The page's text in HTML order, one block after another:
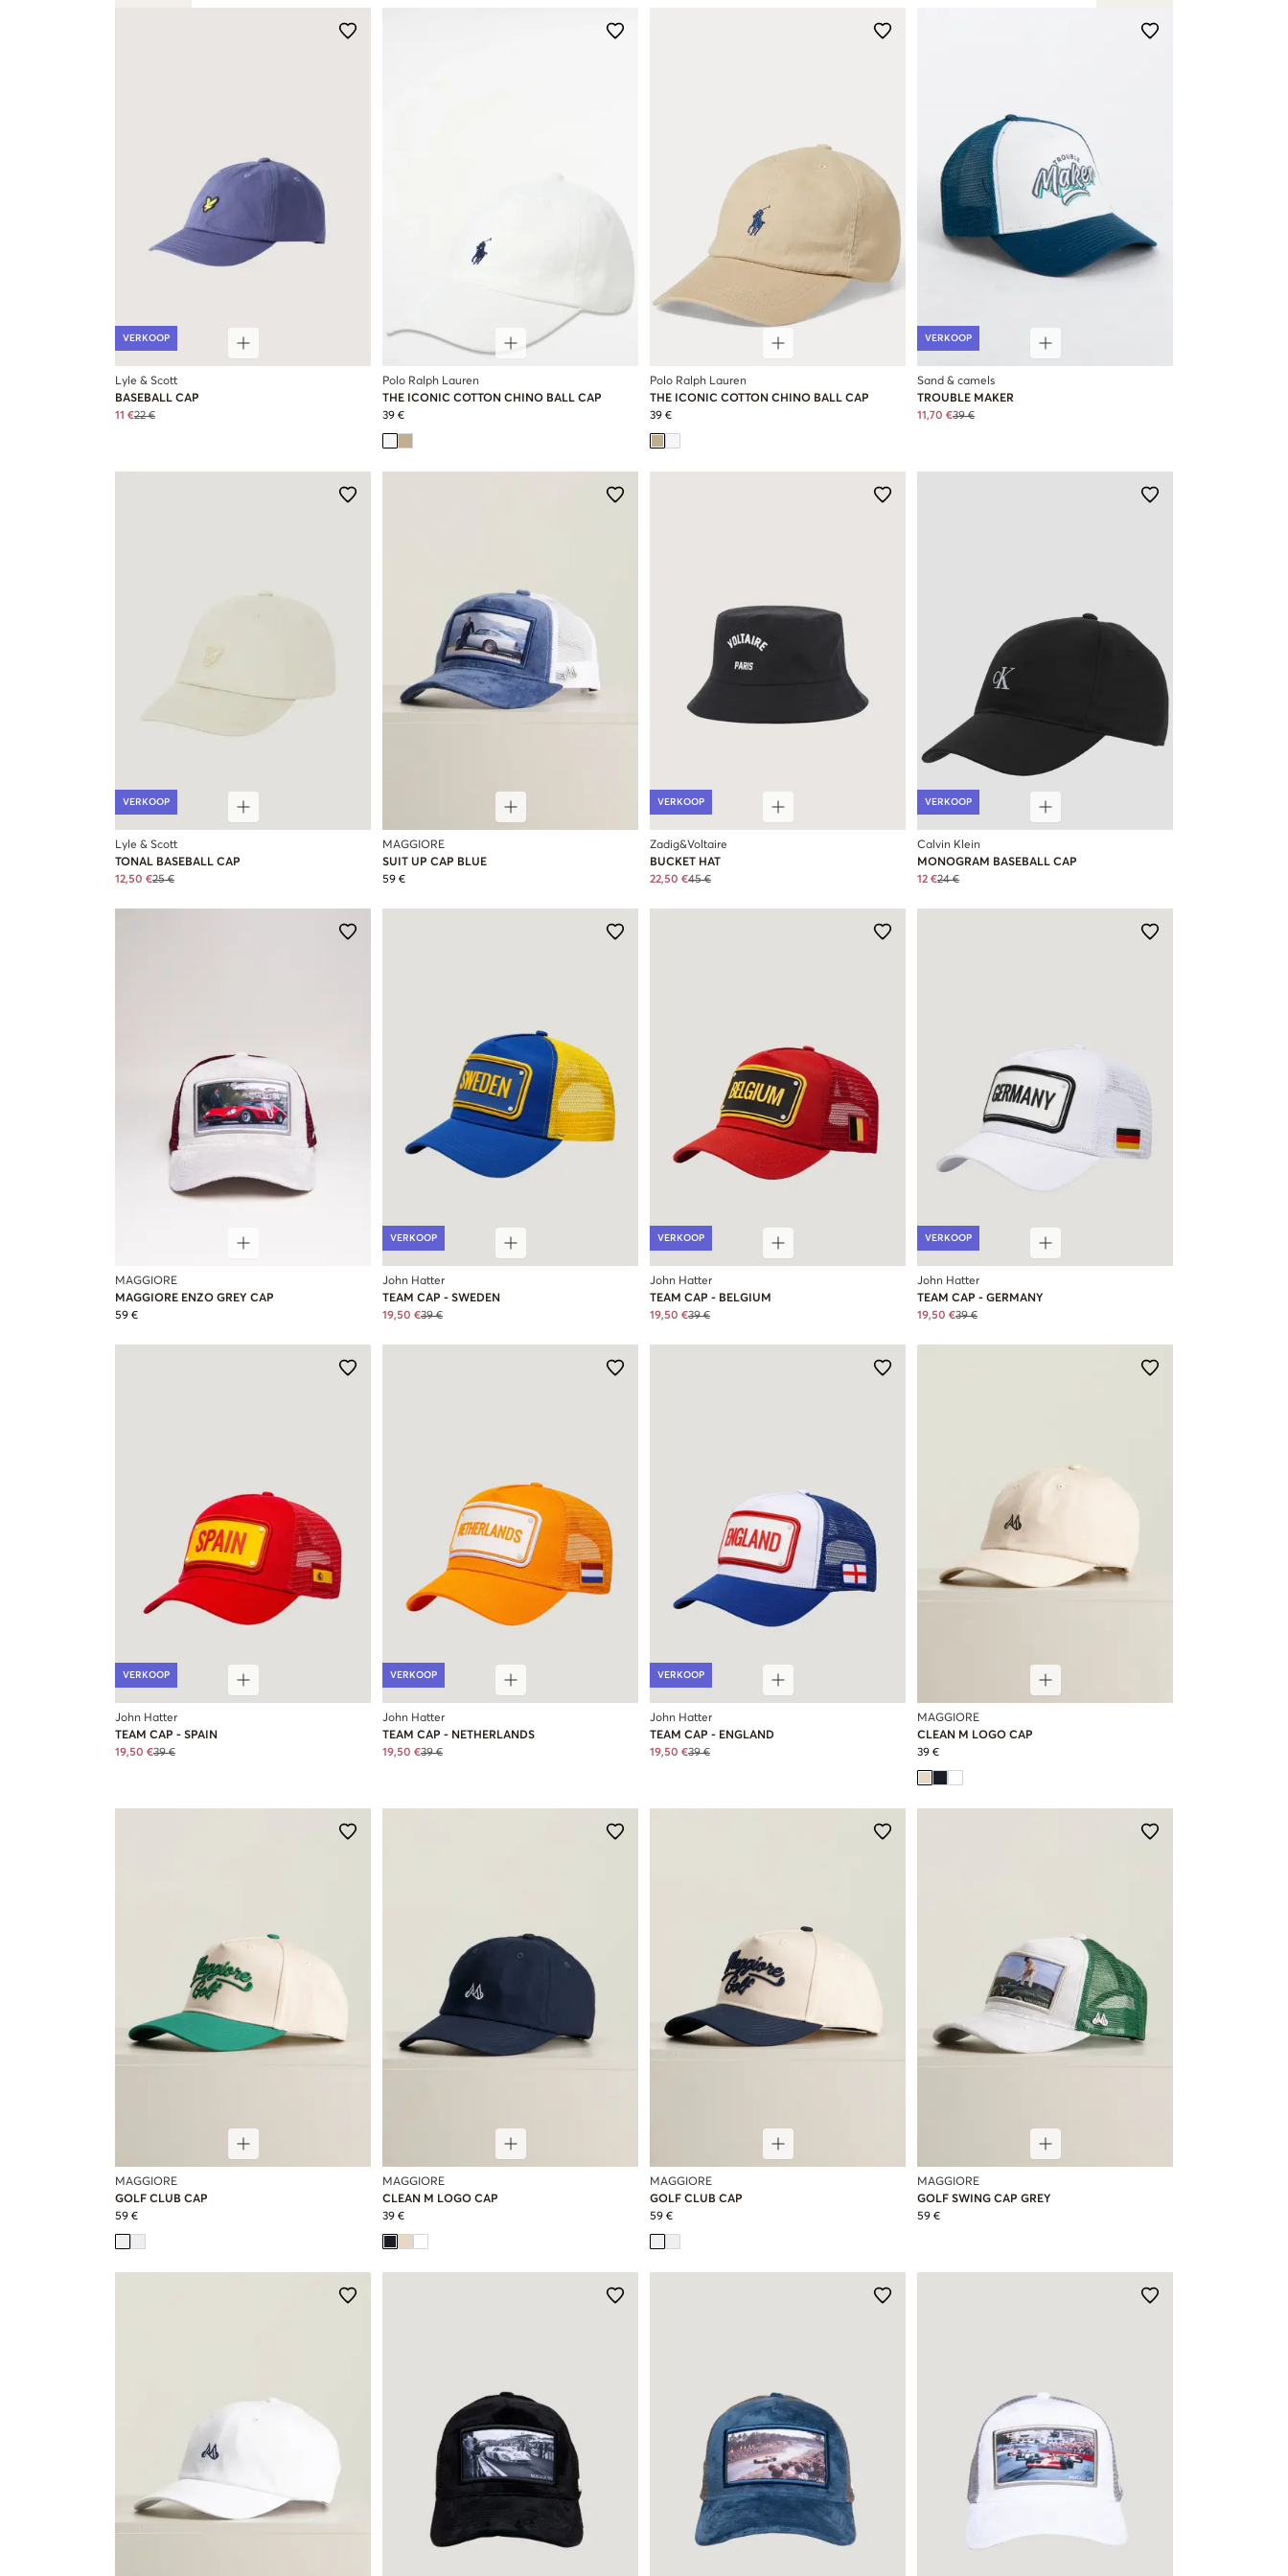
VERKOOP
Lyle & Scott
BASEBALL CAP
11 €22 €
Polo Ralph Lauren
THE ICONIC COTTON CHINO BALL CAP
39 €
Polo Ralph Lauren
THE ICONIC COTTON CHINO BALL CAP
39 €
VERKOOP
Sand & camels
TROUBLE MAKER
11,70 €39 €
VERKOOP
Lyle & Scott
TONAL BASEBALL CAP
12,50 €25 €
MAGGIORE
SUIT UP CAP BLUE
59 €
VERKOOP
Zadig&Voltaire
BUCKET HAT
22,50 €45 €
VERKOOP
Calvin Klein
MONOGRAM BASEBALL CAP
12 €24 €
MAGGIORE
MAGGIORE ENZO GREY CAP
59 €
VERKOOP
John Hatter
TEAM CAP - SWEDEN
19,50 €39 €
VERKOOP
John Hatter
TEAM CAP - BELGIUM
19,50 €39 €
VERKOOP
John Hatter
TEAM CAP - GERMANY
19,50 €39 €
VERKOOP
John Hatter
TEAM CAP - SPAIN
19,50 €39 €
VERKOOP
John Hatter
TEAM CAP - NETHERLANDS
19,50 €39 €
VERKOOP
John Hatter
TEAM CAP - ENGLAND
19,50 €39 €
MAGGIORE
CLEAN M LOGO CAP
39 €
MAGGIORE
GOLF CLUB CAP
59 €
MAGGIORE
CLEAN M LOGO CAP
39 €
MAGGIORE
GOLF CLUB CAP
59 €
MAGGIORE
GOLF SWING CAP GREY
59 €